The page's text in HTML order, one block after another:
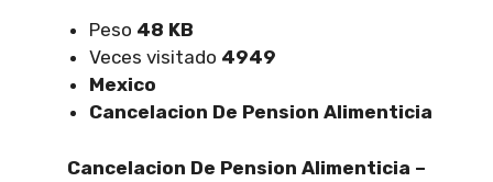
Peso 48 KB
Veces visitado 4949
Mexico
Cancelacion De Pension Alimenticia
Cancelacion De Pension Alimenticia –